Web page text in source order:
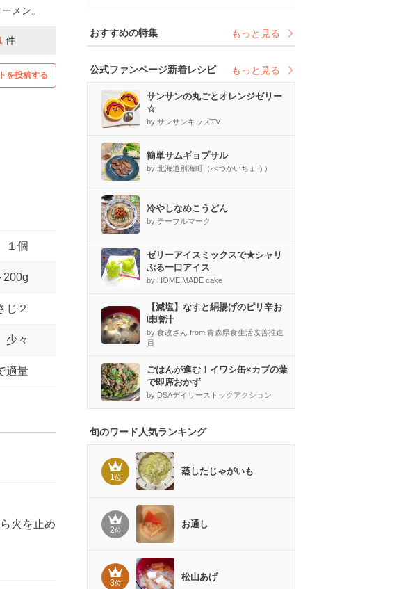
メン。
件
を投稿する
１個
200g
じ２
少々
適量
火を止め
おすすめの特集 もっと見る
公式ファンページ新着レシピ もっと見る
サンサンの丸ごとオレンジゼリー
☆
by サンサンキッズTV
簡単サムギョプサル
by 北海道別海町（べつかいちょう）
冷やしなめこうどん
by テーブルマーク
ゼリーアイスミックスで★シャリ
ぷる一口アイス
by HOME MADE cake
【減塩】なすと絹揚げのピリ辛お
味噌汁
by 食改さん from 青森県食生活改善推進
員
ごはんが進む！イワシ缶×カブの葉
で即席おかず
by DSAデイリーストックアクション
旬のワード人気ランキング
1位
蒸したじゃがいも
2位
お通し
3位
松山あげ